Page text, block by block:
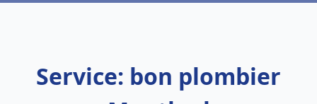
Service: bon plombier